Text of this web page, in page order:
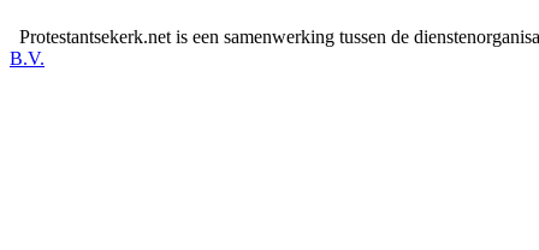
Protestantsekerk.net is een samenwerking tussen de
B.V.